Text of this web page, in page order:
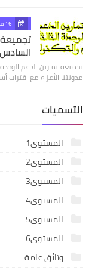
16 مارس 2024
تجميعة
تجميعة تمارين الدعم
مدونتنا الأعزاء مع اقتراب
التسميات
المستوى1
المستوى2
المستوى3
المستوى4
المستوى5
المستوى6
وثائق عامة